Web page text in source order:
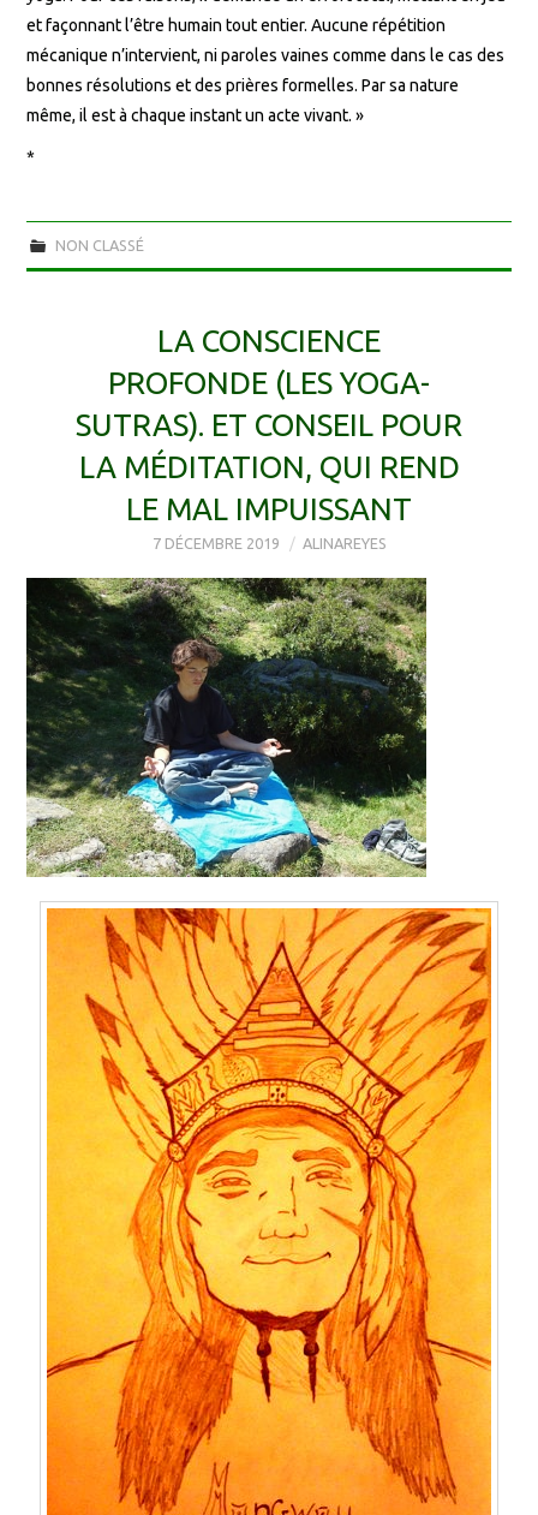
et façonnant l’être humain tout entier. Aucune répétition
mécanique n’intervient, ni paroles vaines comme dans le cas des
bonnes résolutions et des prières formelles. Par sa nature
même, il est à chaque instant un acte vivant. »
*
NON CLASSÉ
LA CONSCIENCE
PROFONDE (LES YOGA-
SUTRAS). ET CONSEIL POUR
LA MÉDITATION, QUI REND
LE MAL IMPUISSANT
7 DÉCEMBRE 2019 ALINAREYES